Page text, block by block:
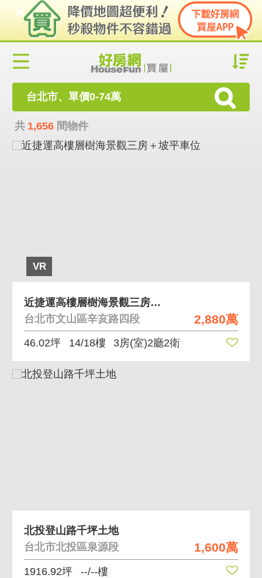
台北市、單價0-74萬
共 1,656 間物件
VR
2,880萬
近捷運高樓層樹海景觀三房＋坡平車位
台北市文山區辛亥路四段
46.02坪 14/18樓 3房(室)2廳2衛
1,600萬
北投登山路千坪土地
台北市北投區泉源段
1916.92坪 --/--樓